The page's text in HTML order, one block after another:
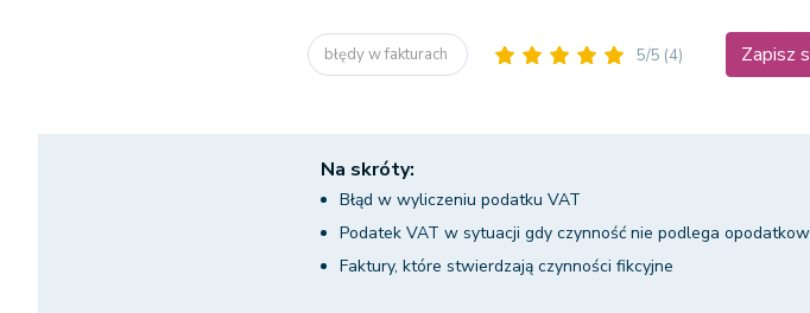
błędy w fakturach 5/5 (4) Zapisz
Na skróty:
Błąd w wyliczeniu podatku VAT
Podatek VAT w sytuacji gdy czynność nie podlega
Faktury, które stwierdzają czynności fikcyjne